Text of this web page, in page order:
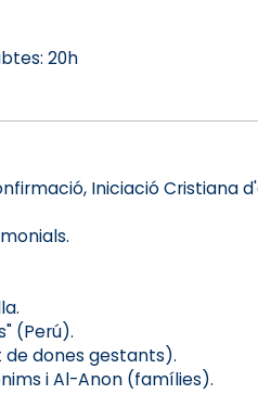
20h
Iniciació Cristiana
(Perú).
dones gestants).
i Al-Anon (famílies).